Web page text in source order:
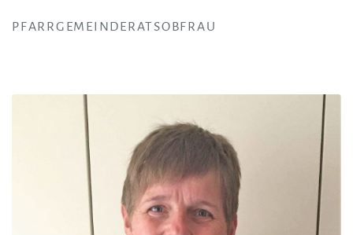
PFARRGEMEINDERATSOBFRAU